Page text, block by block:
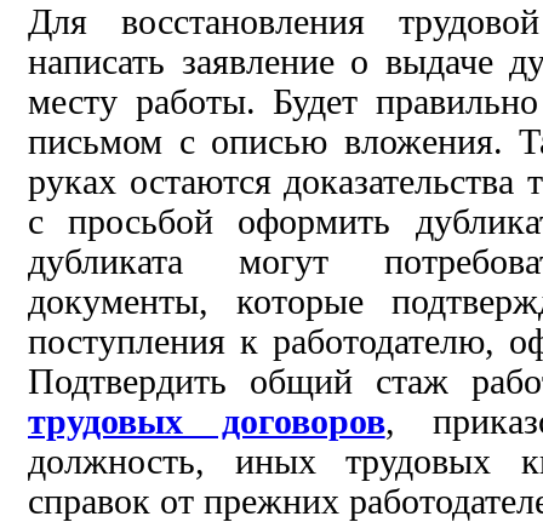
Для восстановления трудовой
написать заявление о выдаче
месту работы. Будет
письмом с описью вложения.
руках остаются
с просьбой оформить
дубликата могут
документы, которые
поступления к работодателю,
Подтвердить общий стаж
трудовых договоров,
должность, иных
трудовых
справок от прежних